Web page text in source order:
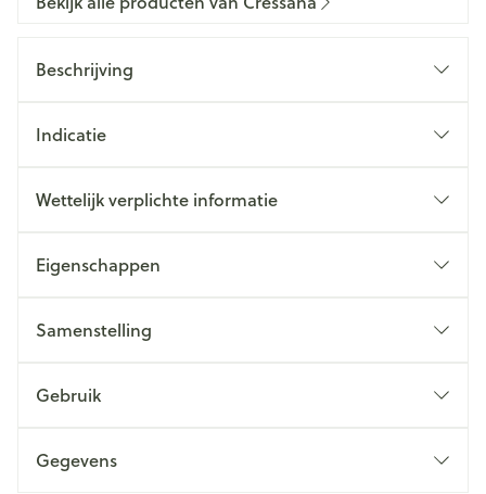
Beschrijving
Indicatie
Wettelijk verplichte informatie
Eigenschappen
Samenstelling
Gebruik
Gegevens